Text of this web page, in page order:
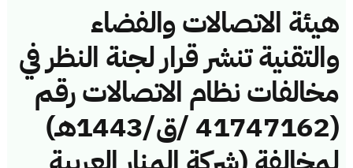
هيئة الاتصالات والفضاء
والتقنية تنشر قرار لجنة النظر في
مخالفات نظام الاتصالات رقم
(41747162 /ق/1443هـ)